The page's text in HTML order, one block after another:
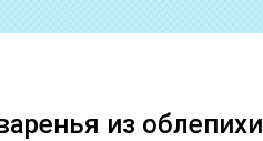
из облепихи